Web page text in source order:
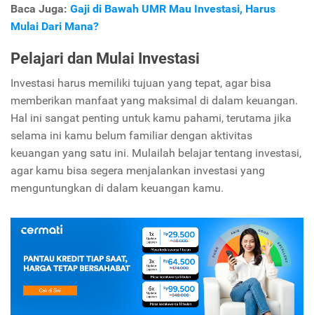
Baca Juga: Gaji di Bawah UMR Mau Investasi, Harus
Mulai Dari Mana?
Pelajari dan Mulai Investasi
Investasi harus memiliki tujuan yang tepat, agar bisa
memberikan manfaat yang maksimal di dalam keuangan.
Hal ini sangat penting untuk kamu pahami, terutama jika
selama ini kamu belum familiar dengan aktivitas
keuangan yang satu ini. Mulailah belajar tentang investasi,
agar kamu bisa segera menjalankan investasi yang
menguntungkan di dalam keuangan kamu.